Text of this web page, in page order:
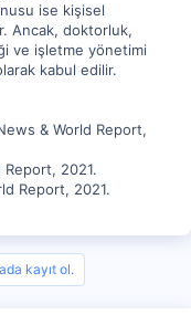
ise kişisel
Ancak, doktorluk,
ve işletme yönetimi
kabul edilir.
& World Report,
2021.
Report, 2021.
kayıt ol.